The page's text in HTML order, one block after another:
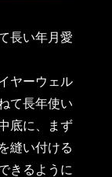
長い年月愛
ヤーウェル
て長年使い
底に、まず
縫い付ける
きるように